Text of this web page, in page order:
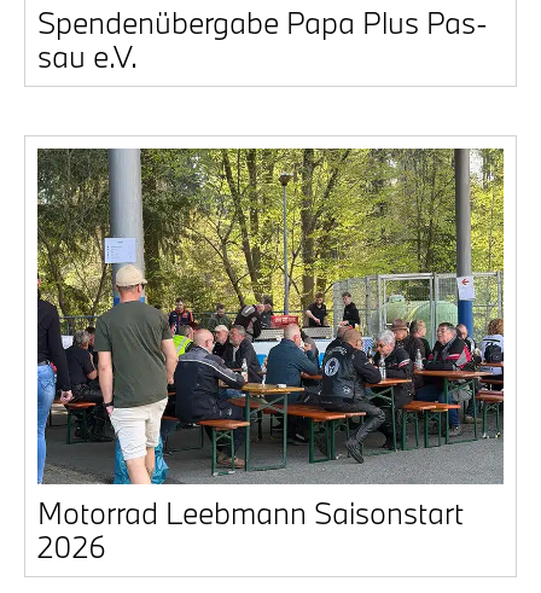
Spen­den­über­ga­be Papa Plus Pas­
sau e.V.
Motor­rad Leeb­mann Sai­son­start
2026